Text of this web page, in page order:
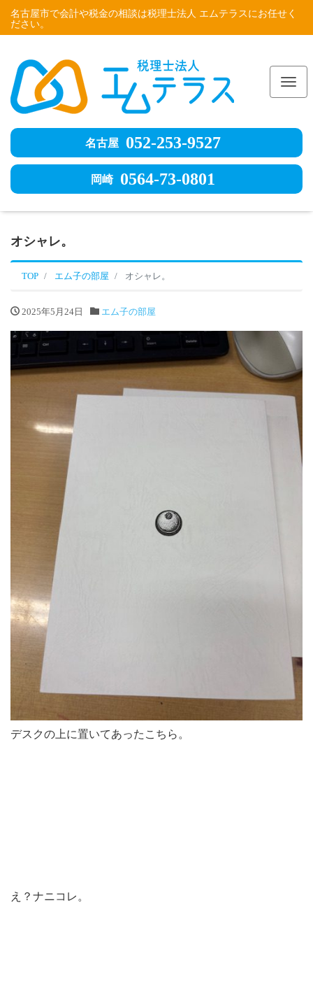
名古屋市で会計や税金の相談は税理士法人 エムテラスにお任せく
ださい。
名古屋 052-253-9527
岡崎 0564-73-0801
オシャレ。
TOP エム子の部屋 オシャレ。
2025年5月24日 エム子の部屋
デスクの上に置いてあったこちら。
え？ナニコレ。